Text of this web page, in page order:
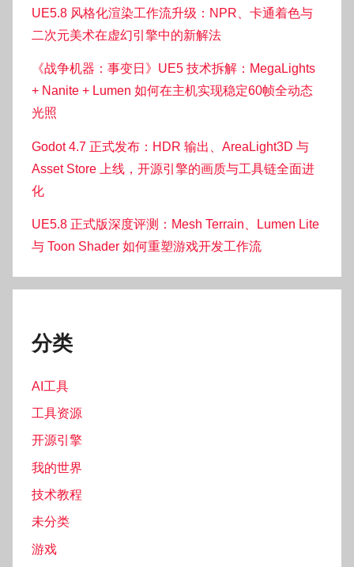
UE5.8 风格化渲染工作流升级：NPR、卡通着色与
二次元美术在虚幻引擎中的新解法
《战争机器：事变日》UE5 技术拆解：MegaLights
+ Nanite + Lumen 如何在主机实现稳定60帧全动态
光照
Godot 4.7 正式发布：HDR 输出、AreaLight3D 与
Asset Store 上线，开源引擎的画质与工具链全面进
化
UE5.8 正式版深度评测：Mesh Terrain、Lumen Lite
与 Toon Shader 如何重塑游戏开发工作流
分类
AI工具
工具资源
开源引擎
我的世界
技术教程
未分类
游戏